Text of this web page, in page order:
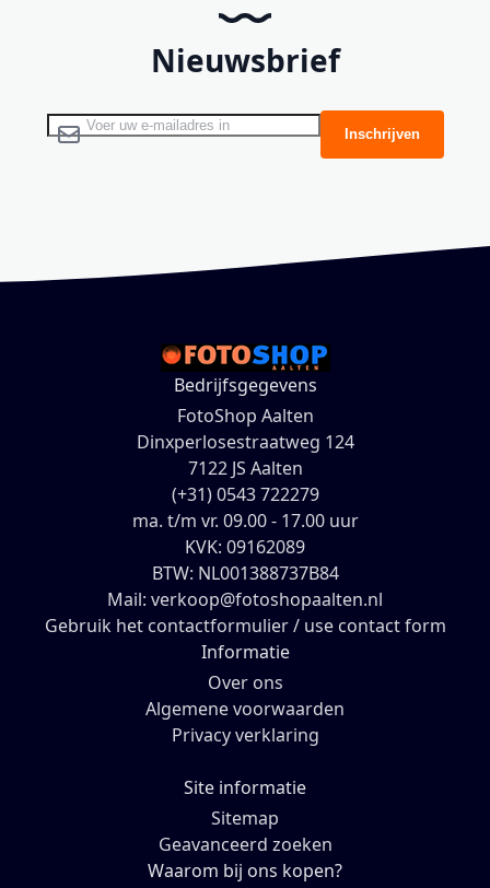
Nieuwsbrief
Abonneer u op onze nieuwsbrief Inschrijven
Bedrijfsgegevens
FotoShop Aalten
Dinxperlosestraatweg 124
7122 JS Aalten
(+31) 0543 722279
ma. t/m vr. 09.00 - 17.00 uur
KVK: 09162089
BTW: NL001388737B84
Mail: verkoop@fotoshopaalten.nl
Gebruik het contactformulier / use contact form
Informatie
Over ons
Algemene voorwaarden
Privacy verklaring
Site informatie
Sitemap
Geavanceerd zoeken
Waarom bij ons kopen?